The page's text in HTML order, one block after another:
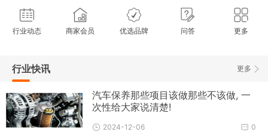
行业动态 商家会员 优选品牌 问答 更多
更多
行业快讯
汽车保养那些项目该做那些不该做, 一
次性给大家说清楚!
0
2024-12-06